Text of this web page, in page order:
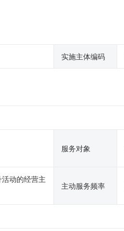
实施主体编码
服务对象
动的经营主
主动服务频率